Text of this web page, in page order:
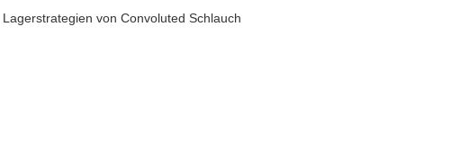
Lagerstrategien von Convoluted Schlauch